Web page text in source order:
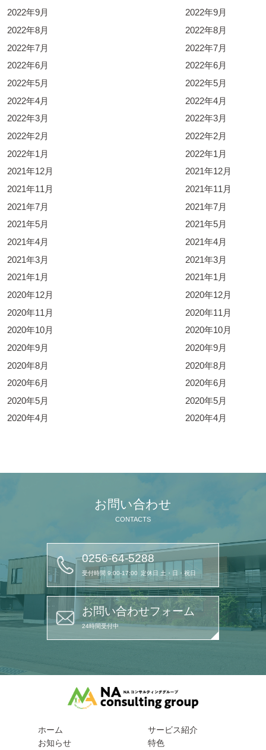
2022年9月
2022年8月
2022年7月
2022年6月
2022年5月
2022年4月
2022年3月
2022年2月
2022年1月
2021年12月
2021年11月
2021年7月
2021年5月
2021年4月
2021年3月
2021年1月
2020年12月
2020年11月
2020年10月
2020年9月
2020年8月
2020年6月
2020年5月
2020年4月
2022年9月
2022年8月
2022年7月
2022年6月
2022年5月
2022年4月
2022年3月
2022年2月
2022年1月
2021年12月
2021年11月
2021年7月
2021年5月
2021年4月
2021年3月
2021年1月
2020年12月
2020年11月
2020年10月
2020年9月
2020年8月
2020年6月
2020年5月
2020年4月
お問い合わせ
CONTACTS
0256-64-5288
受付時間 9:00-17:00 定休日 土・日・祝日
お問い合わせフォーム
24時間受付中
ホーム
お知らせ
サービス紹介
特色